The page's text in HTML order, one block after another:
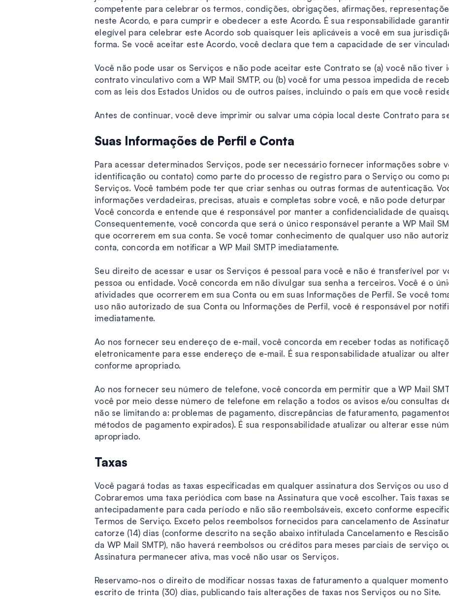
competente para celebrar os termos, condições, obrigações, afirmações,
neste Acordo, e para cumprir e obedecer a este Acordo. É sua responsabilidade
elegível para celebrar este Acordo sob quaisquer leis aplicáveis a você em sua
forma. Se você aceitar este Acordo, você declara que tem a capacidade de ser
Você não pode usar os Serviços e não pode aceitar este Contrato se (a) você não tiver
contrato vinculativo com a WP Mail SMTP, ou (b) você for uma pessoa impedida de
com as leis dos Estados Unidos ou de outros países, incluindo o país em que você
Antes de continuar, você deve imprimir ou salvar uma cópia local deste Contrato para
Suas Informações de Perfil e Conta
Para acessar determinados Serviços, pode ser necessário fornecer informações sobre
identificação ou contato) como parte do processo de registro para o Serviço ou como
Serviços. Você também pode ter que criar senhas ou outras formas de autenticação.
informações verdadeiras, precisas, atuais e completas sobre você, e não pode
Você concorda e entende que é responsável por manter a confidencialidade de
Consequentemente, você concorda que será o único responsável perante a WP Mail
que ocorrerem em sua conta. Se você tomar conhecimento de qualquer uso não
conta, concorda em notificar a WP Mail SMTP imediatamente.
Seu direito de acessar e usar os Serviços é pessoal para você e não é transferível por
pessoa ou entidade. Você concorda em não divulgar sua senha a terceiros. Você é o
atividades que ocorrerem em sua Conta ou em suas Informações de Perfil. Se você
uso não autorizado de sua Conta ou Informações de Perfil, você é responsável por
imediatamente.
Ao nos fornecer seu endereço de e-mail, você concorda em receber todas as
eletronicamente para esse endereço de e-mail. É sua responsabilidade atualizar ou
conforme apropriado.
Ao nos fornecer seu número de telefone, você concorda em permitir que a WP Mail
você por meio desse número de telefone em relação a todos os avisos e/ou consultas
não se limitando a: problemas de pagamento, discrepâncias de faturamento,
métodos de pagamento expirados). É sua responsabilidade atualizar ou alterar esse
apropriado.
Taxas
Você pagará todas as taxas especificadas em qualquer assinatura dos Serviços ou uso
Cobraremos uma taxa periódica com base na Assinatura que você escolher. Tais taxas
antecipadamente para cada período e não são reembolsáveis, exceto conforme
Termos de Serviço. Exceto pelos reembolsos fornecidos para cancelamento de
catorze (14) dias (conforme descrito na seção abaixo intitulada Cancelamento e
da WP Mail SMTP), não haverá reembolsos ou créditos para meses parciais de serviço
Assinatura permanecer ativa, mas você não usar os Serviços.
Reservamo-nos o direito de modificar nossas taxas de faturamento a qualquer
escrito de trinta (30) dias, publicando tais alterações de taxas nos Serviços ou no Site.